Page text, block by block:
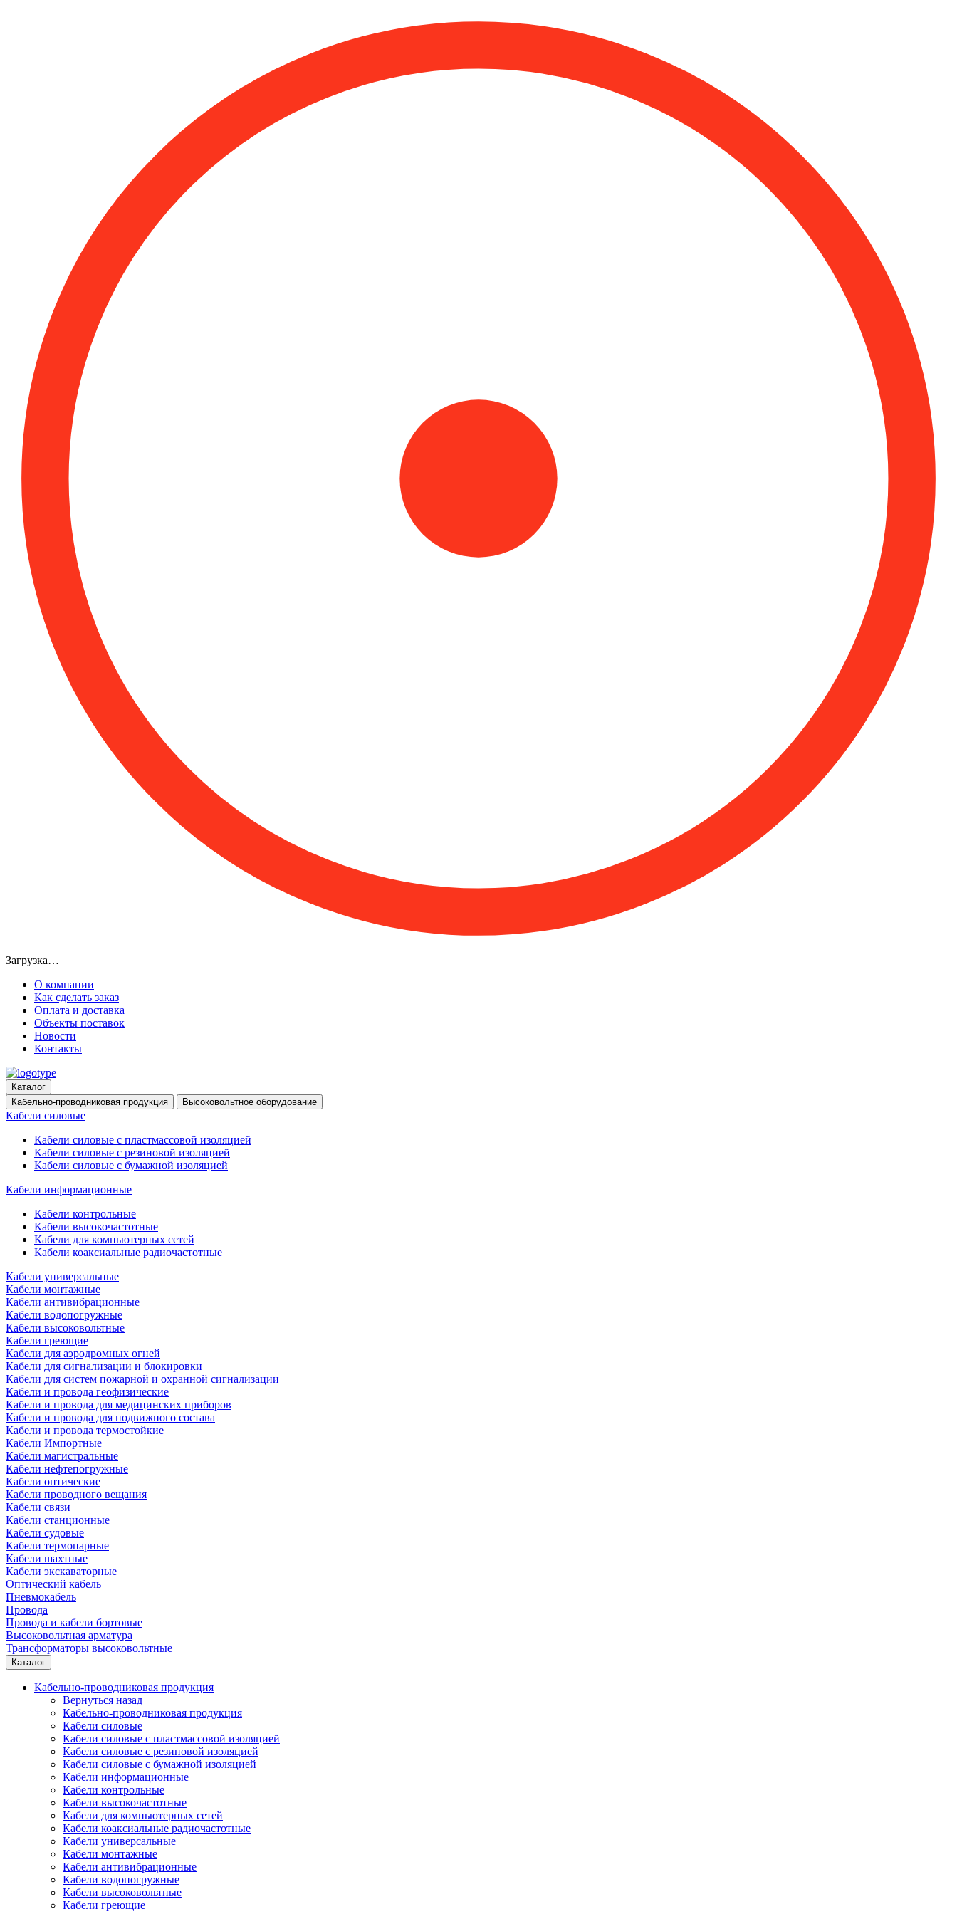
Загрузка…
О компании
Как сделать заказ
Оплата и доставка
Объекты поставок
Новости
Контакты
Каталог
Кабельно-проводниковая продукция
Высоковольтное оборудование
Кабели силовые
Кабели силовые с пластмассовой изоляцией
Кабели силовые с резиновой изоляцией
Кабели силовые с бумажной изоляцией
Кабели информационные
Кабели контрольные
Кабели высокочастотные
Кабели для компьютерных сетей
Кабели коаксиальные радиочастотные
Кабели универсальные
Кабели монтажные
Кабели антивибрационные
Кабели водопогружные
Кабели высоковольтные
Кабели греющие
Кабели для аэродромных огней
Кабели для сигнализации и блокировки
Кабели для систем пожарной и охранной сигнализации
Кабели и провода геофизические
Кабели и провода для медицинских приборов
Кабели и провода для подвижного состава
Кабели и провода термостойкие
Кабели Импортные
Кабели магистральные
Кабели нефтепогружные
Кабели оптические
Кабели проводного вещания
Кабели связи
Кабели станционные
Кабели судовые
Кабели термопарные
Кабели шахтные
Кабели экскаваторные
Оптический кабель
Пневмокабель
Провода
Провода и кабели бортовые
Высоковольтная арматура
Трансформаторы высоковольтные
Каталог
Кабельно-проводниковая продукция
Вернуться назад
Кабельно-проводниковая продукция
Кабели силовые
Кабели силовые с пластмассовой изоляцией
Кабели силовые с резиновой изоляцией
Кабели силовые с бумажной изоляцией
Кабели информационные
Кабели контрольные
Кабели высокочастотные
Кабели для компьютерных сетей
Кабели коаксиальные радиочастотные
Кабели универсальные
Кабели монтажные
Кабели антивибрационные
Кабели водопогружные
Кабели высоковольтные
Кабели греющие